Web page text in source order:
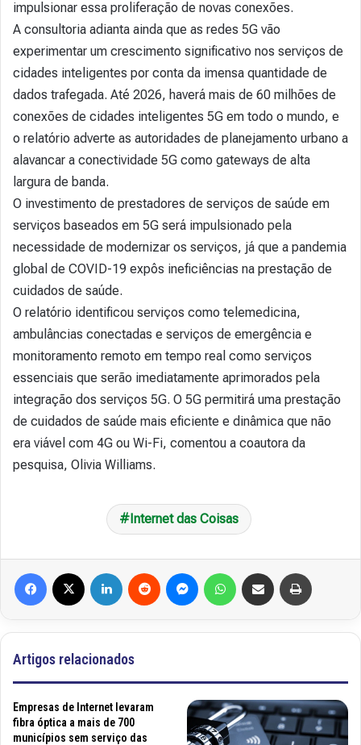
impulsionar essa proliferação de novas conexões.
A consultoria adianta ainda que as redes 5G vão
experimentar um crescimento significativo nos serviços de
cidades inteligentes por conta da imensa quantidade de
dados trafegada. Até 2026, haverá mais de 60 milhões de
conexões de cidades inteligentes 5G em todo o mundo, e
o relatório adverte as autoridades de planejamento urbano a
alavancar a conectividade 5G como gateways de alta
largura de banda.
O investimento de prestadores de serviços de saúde em
serviços baseados em 5G será impulsionado pela
necessidade de modernizar os serviços, já que a pandemia
global de COVID-19 expôs ineficiências na prestação de
cuidados de saúde.
O relatório identificou serviços como telemedicina,
ambulâncias conectadas e serviços de emergência e
monitoramento remoto em tempo real como serviços
essenciais que serão imediatamente aprimorados pela
integração dos serviços 5G. O 5G permitirá uma prestação
de cuidados de saúde mais eficiente e dinâmica que não
era viável com 4G ou Wi-Fi, comentou a coautora da
pesquisa, Olivia Williams.
Internet das Coisas
Artigos relacionados
Empresas de Internet levaram
fibra óptica a mais de 700
municípios sem serviço das